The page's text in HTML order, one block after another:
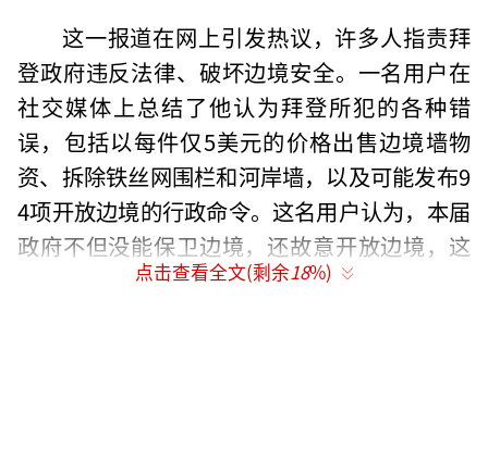
这一报道在网上引发热议，许多人指责拜
登政府违反法律、破坏边境安全。一名用户在
社交媒体上总结了他认为拜登所犯的各种错
误，包括以每件仅5美元的价格出售边境墙物
资、拆除铁丝网围栏和河岸墙，以及可能发布9
4项开放边境的行政命令。这名用户认为，本届
政府不但没能保卫边境，还故意开放边境，这
就是叛国行为。点击查看全文(剩余18%)